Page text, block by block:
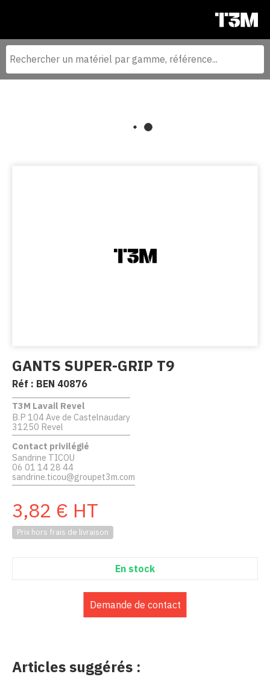
GANTS SUPER-GRIP T9
Réf : BEN 40876
T3M Lavail Revel
B.P 104 Ave de Castelnaudary
31250 Revel
Contact privilégié
Sandrine TICOU
06 01 14 28 44
sandrine.ticou@groupet3m.com
3,82 € HT
Prix hors frais de livraison
En stock
Demande de contact
Articles suggérés :